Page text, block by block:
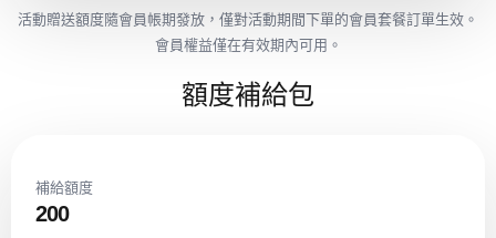
活動贈送額度隨會員帳期發放，僅對活動期間下單的會員套餐訂單生效。
會員權益僅在有效期內可用。
額度補給包
補給額度
200